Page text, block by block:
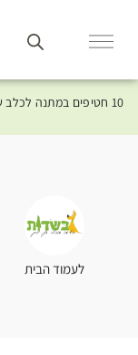
10 חטיפים במתנה
לעמוד הבית